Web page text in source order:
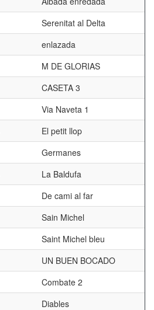
Serenitat al Delta
enlazada
M DE GLORIAS
CASETA 3
Via Naveta 1
El petit llop
Germanes
La Baldufa
De cami al far
Sain Michel
Saint Michel bleu
UN BUEN BOCADO
Combate 2
Diables